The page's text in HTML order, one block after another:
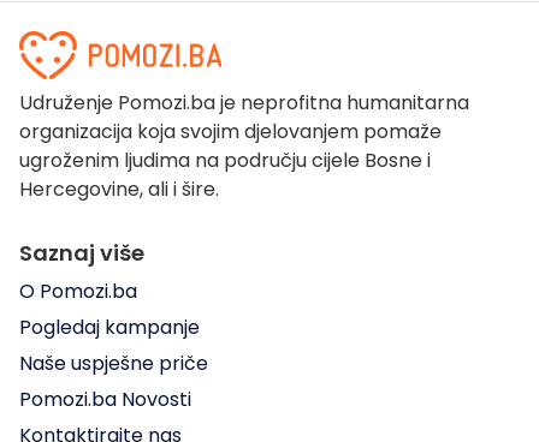
Udruženje Pomozi.ba je neprofitna humanitarna
organizacija koja svojim djelovanjem pomaže
ugroženim ljudima na području cijele Bosne i
Hercegovine, ali i šire.
Saznaj više
O Pomozi.ba
Pogledaj kampanje
Naše uspješne priče
Pomozi.ba Novosti
Kontaktirajte nas